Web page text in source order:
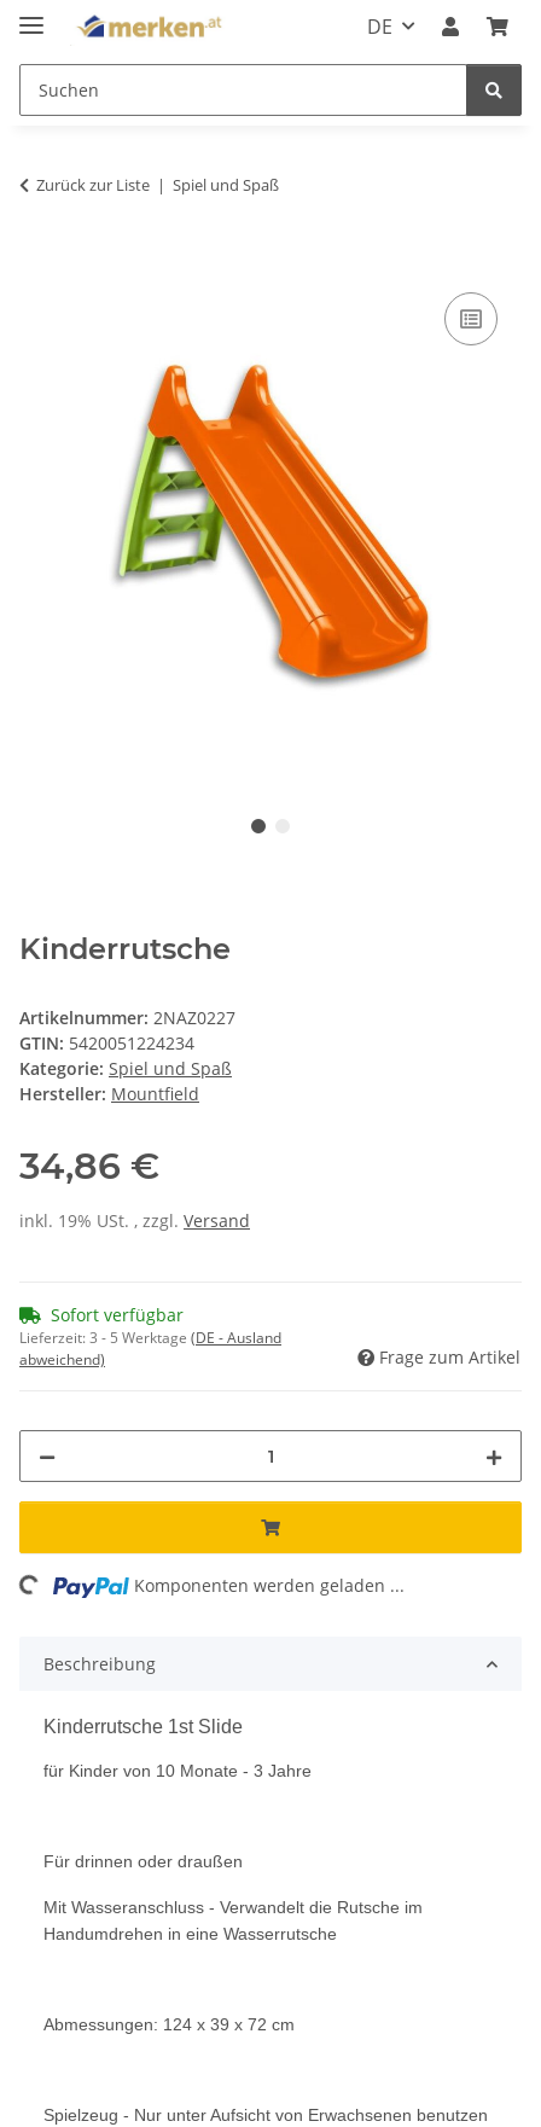
DE
Zurück zur Liste Spiel und Spaß
Kinderrutsche
Artikelnummer: 2NAZ0227
GTIN: 5420051224234
Kategorie: Spiel und Spaß
Hersteller: Mountfield
34,86 €
inkl. 19% USt. , zzgl. Versand
Sofort verfügbar
Lieferzeit:3 - 5 Werktage (DE - Ausland
abweichend)
Frage zum Artikel
Komponenten werden geladen ...
Beschreibung
Kinderrutsche 1st Slide
für Kinder von 10 Monate - 3 Jahre
Für drinnen oder draußen
Mit Wasseranschluss - Verwandelt die Rutsche im
Handumdrehen in eine Wasserrutsche
Abmessungen: 124 x 39 x 72 cm
Spielzeug - Nur unter Aufsicht von Erwachsenen benutzen